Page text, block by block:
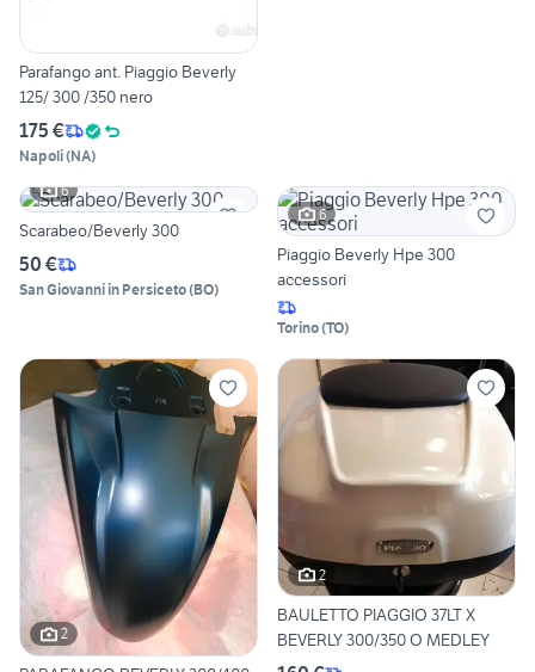
Parafango ant. Piaggio Beverly
125/ 300 /350 nero
175 €
Napoli(NA)
6
Scarabeo/Beverly 300
50 €
San Giovanni in Persiceto(BO)
6
Piaggio Beverly Hpe 300
accessori
Torino(TO)
2
2
BAULETTO PIAGGIO 37LT X
BEVERLY 300/350 O MEDLEY